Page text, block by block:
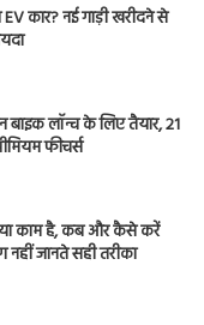
कार? नई गाड़ी खरीदने से
बाइक लॉन्च के लिए तैयार, 21
फीचर्स
काम है, कब और कैसे करें
नहीं जानते सही तरीका